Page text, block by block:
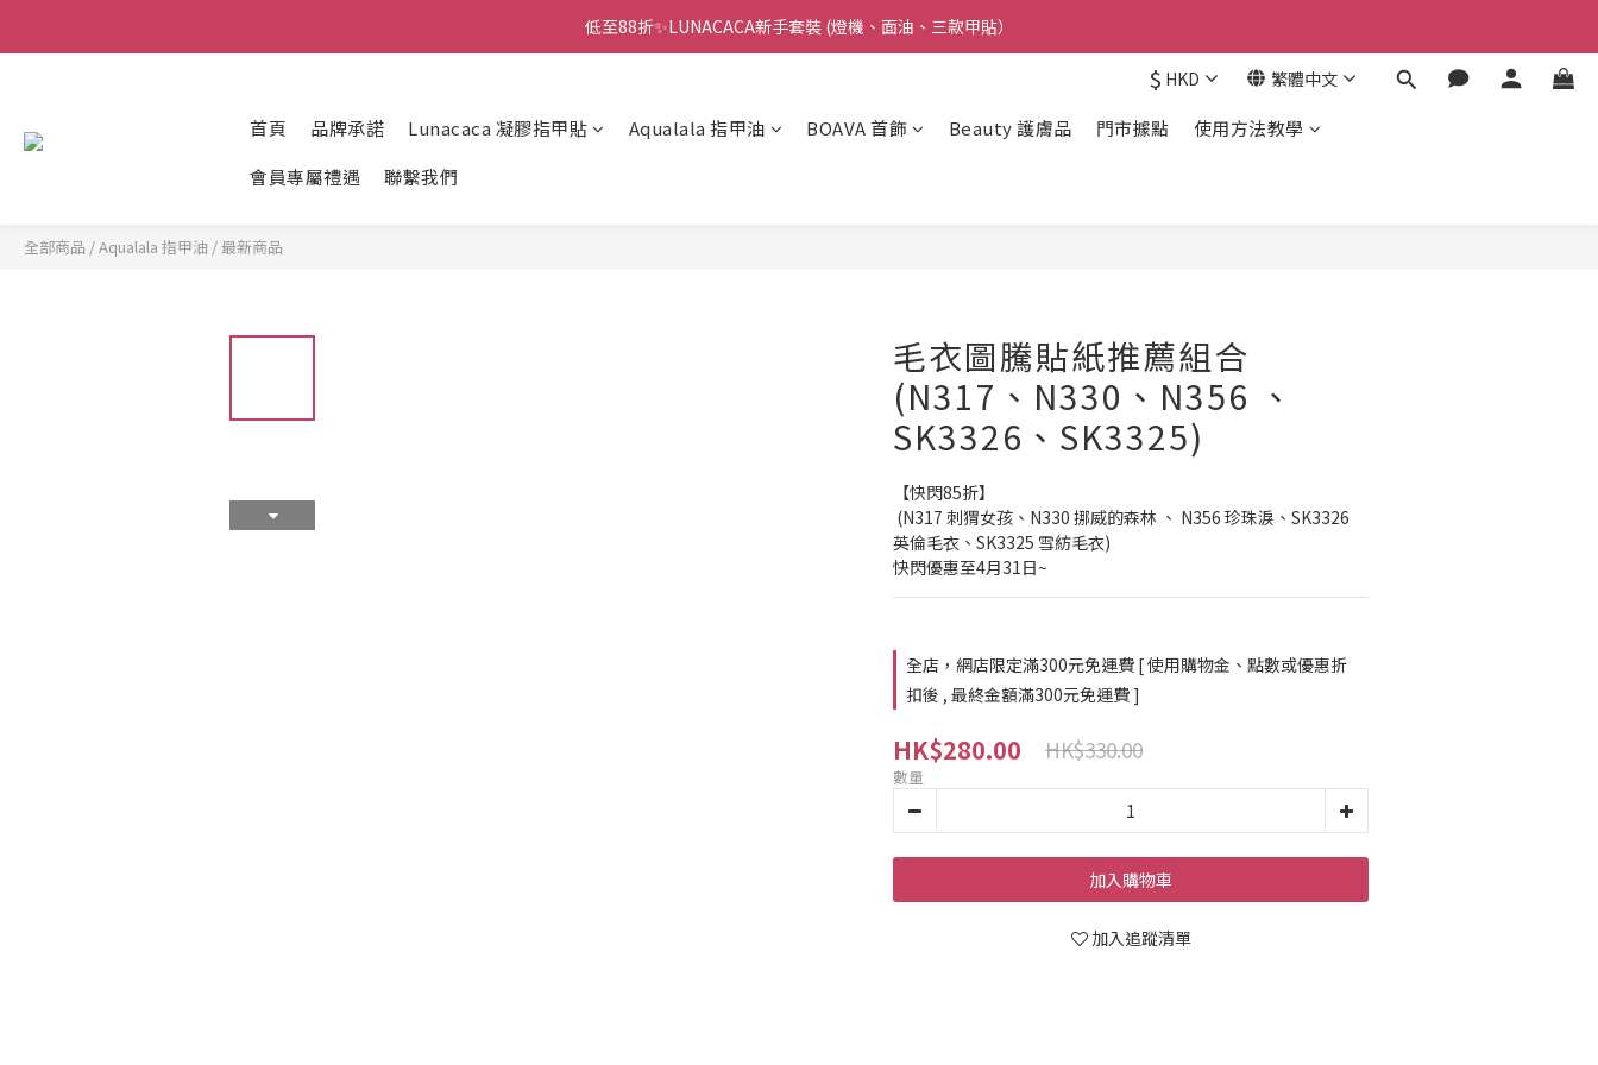
🌟指甲油新手入門優惠🌟低至85折
低至88折✨LUNACACA新手套裝 (燈機、面油、三款甲貼）
$ HKD 繁體中文
首頁 品牌承諾 Lunacaca 凝膠指甲貼 Aqualala 指甲油 BOAVA 首飾 Beauty 護膚品 門市據點
使用方法教學
會員專屬禮遇
聯繫我們
全部商品 /Aqualala 指甲油 /最新商品
毛衣圖騰貼紙推薦組合
(N317、N330、N356 、
SK3326、SK3325)
【快閃85折】
英倫毛衣、SK3325 雪紡毛衣)
快閃優惠至4月31日~
全店，網店限定滿300元免運費 [ 使用購物金、點數或優惠折
扣後 , 最終金額滿300元免運費 ]
HK$280.00 HK$330.00
數量
加入購物車
加入追蹤清單